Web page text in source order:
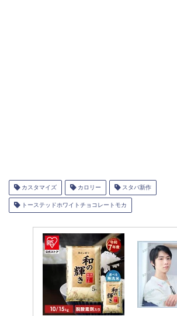
カスタマイズ カロリー スタバ新作
トーステッドホワイトチョコレートモカ